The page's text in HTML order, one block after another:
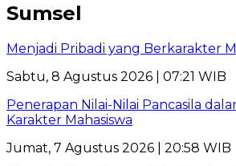
Sumsel
Menjadi Pribadi yang Berkarakter
Sabtu, 8 Agustus 2026 | 07:21 WIB
Penerapan Nilai-Nilai Pancasila
Karakter Mahasiswa
Jumat, 7 Agustus 2026 | 20:58 WIB